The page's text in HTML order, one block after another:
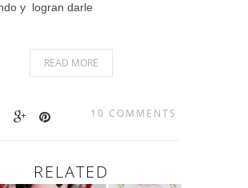
y logran darle
READ MORE
10 COMMENTS
RELATED